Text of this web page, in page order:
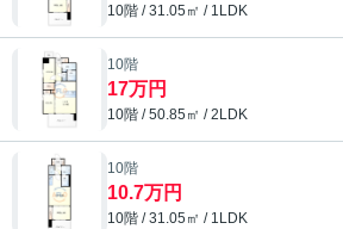
10階 / 31.05㎡ / 1LDK
10階
17万円
10階 / 50.85㎡ / 2LDK
10階
10.7万円
10階 / 31.05㎡ / 1LDK